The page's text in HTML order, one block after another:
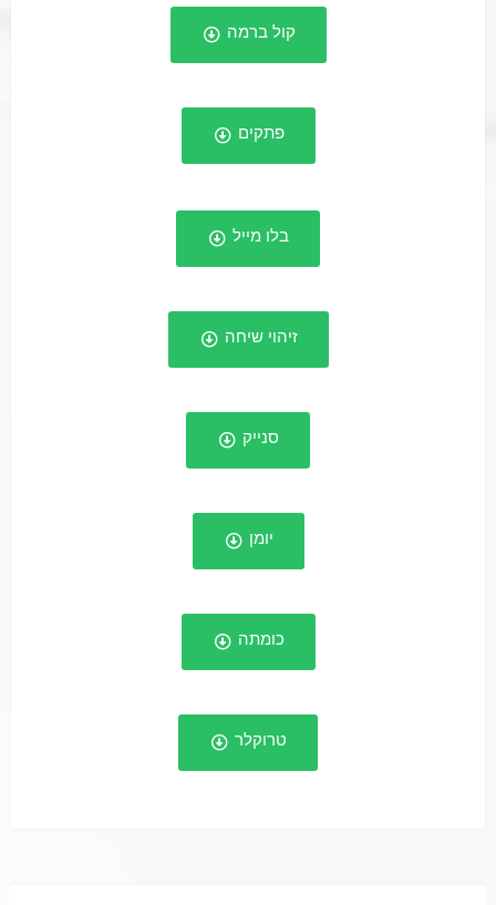
קול ברמה
פתקים
בלו מייל
זיהוי שיחה
סנייק
יומן
כומתה
טרוקלר